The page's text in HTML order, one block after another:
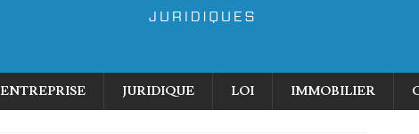
ENTREPRISE JURIDIQUE LOI IMMOBILIER